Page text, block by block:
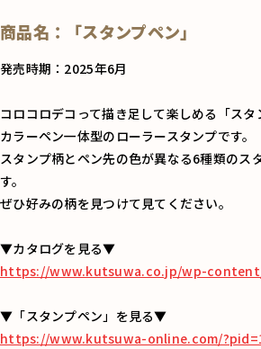
商品名：「スタンプペン」
発売時期：2025年6月
コロコロデコって描き足して楽しめる「スタ
カラーペン一体型のローラースタンプです。
スタンプ柄とペン先の色が異なる6種類のス
す。
ぜひ好みの柄を見つけて見てください。
▼カタログを見る▼
https://www.kutsuwa.co.jp/wp-
▼「スタンプペン」を見る▼
https://www.kutsuwa-online.com/